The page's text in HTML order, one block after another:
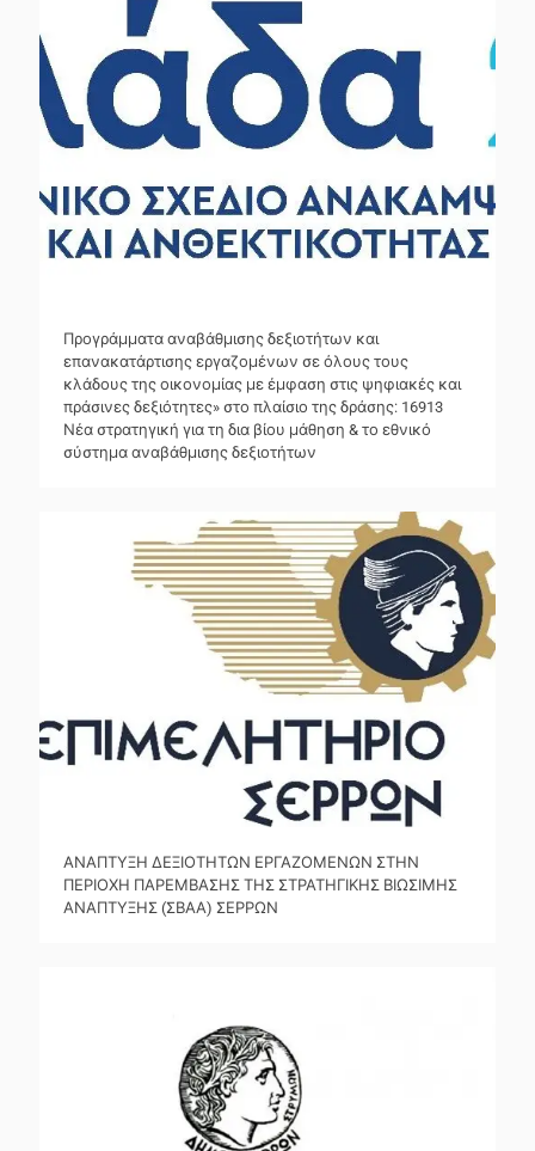
Προγράμματα αναβάθμισης δεξιοτήτων και
επανακατάρτισης εργαζομένων σε όλους τους
κλάδους της οικονομίας με έμφαση στις ψηφιακές και
πράσινες δεξιότητες» στο πλαίσιο της δράσης: 16913
Νέα στρατηγική για τη δια βίου μάθηση & το εθνικό
σύστημα αναβάθμισης δεξιοτήτων
ΑΝΑΠΤΥΞΗ ΔΕΞΙΟΤΗΤΩΝ ΕΡΓΑΖΟΜΕΝΩΝ ΣΤΗΝ
ΠΕΡΙΟΧΗ ΠΑΡΕΜΒΑΣΗΣ ΤΗΣ ΣΤΡΑΤΗΓΙΚΗΣ ΒΙΩΣΙΜΗΣ
ΑΝΑΠΤΥΞΗΣ (ΣΒΑΑ) ΣΕΡΡΩΝ